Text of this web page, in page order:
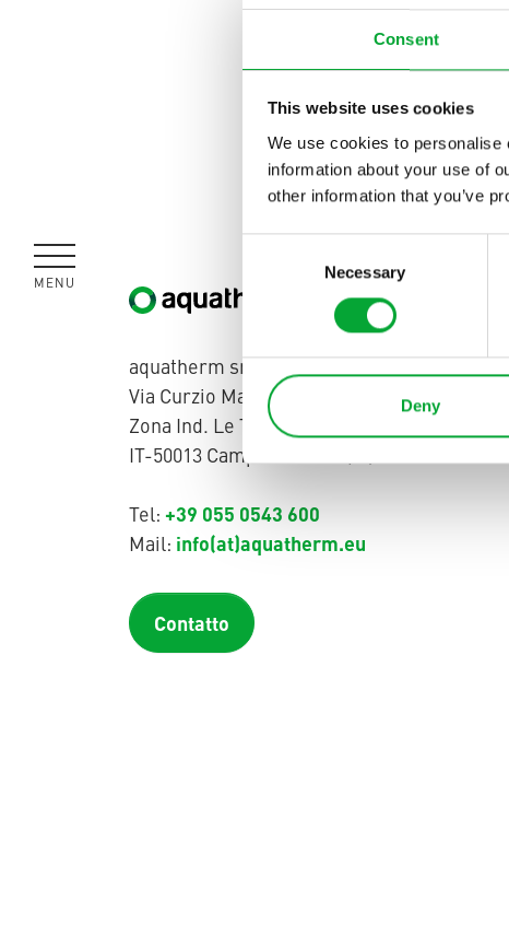
Consent
This website uses cookies
We use cookies to
information about your use of
other information that you’ve
Necessary
Deny
MENU
Italia
aquatherm srl
Via Curzio Malaparte 10
Zona Ind. Le Tre Ville
IT-50013 Campi Bisenzio (FI)
Tel: +39 055 0543 600
Mail: info(at)aquatherm.eu
Contatto